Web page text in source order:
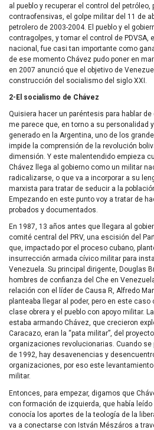
al pueblo y recuperar el control del
contraofensivas, el golpe militar del 11 de
petrolero de 2003-2004. El pueblo y el
contragolpes, y tomar el control de PDVSA,
nacional, fue casi tan importante como
de ese momento Chávez pudo poner en
en 2007 anunció que el objetivo de
construcción del socialismo del siglo XXI.
2-El socialismo de Chávez
Quisiera hacer un paréntesis para hablar
me parece que, en torno a su personalidad
generado en la Argentina, uno de los
impide la comprensión de la revolución
dimensión. Y este malentendido empieza
Chávez llega al gobierno como un militar
radicalizarse, o que va a incorporar a su
marxista para tratar de seducir a la
Empezando en este punto voy a tratar de
probados y documentados.
En 1987, 13 años antes que llegara al
comité central del PRV, una escisión del
que, impactado por el proceso cubano,
insurrección armada cívico militar para
Venezuela. Su principal dirigente, Douglas
hombres de confianza del Che en
relación con el líder de Causa R, Alfredo
planteaba llegar al poder, pero en este
clase obrera y el pueblo con apoyo militar.
estaba armando Chávez, que crecieron
Caracazo, eran la “pata militar”, del
organizaciones revolucionarias. Cuando se
de 1992, hay desavenencias y
organizaciones, por eso este
militar.
Entonces, para empezar, digamos que
con formación de izquierda, que había leído
conocía los aportes de la teología de la
va a conectarse con István Mészáros a